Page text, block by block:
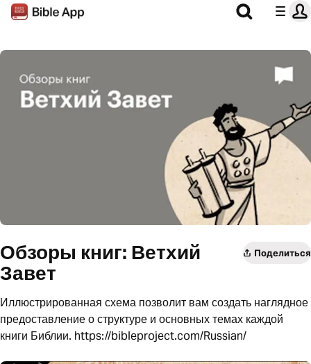
Обзоры книг: Ветхий
Завет
Поделиться
Иллюстрированная схема позволит вам создать наглядное
предоставление о структуре и основных темах каждой
книги Библии. https://bibleproject.com/Russian/